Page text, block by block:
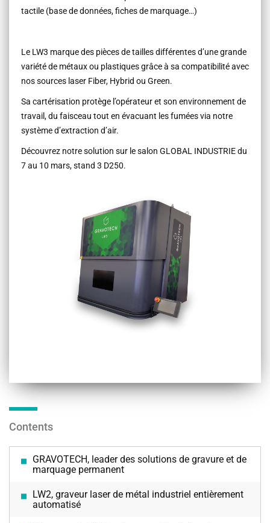
tactile (base de données, fiches de marquage…)
Le LW3 marque des pièces de tailles différentes d’une grande
variété de métaux ou plastiques grâce à sa compatibilité avec
nos sources laser Fiber, Hybrid ou Green.
Sa cartérisation protège l’opérateur et son environnement de
travail, du faisceau tout en évacuant les fumées via notre
système d’extraction d’air.
Découvrez notre solution sur le salon GLOBAL INDUSTRIE du
7 au 10 mars, stand 3 D250.
Contents
GRAVOTECH, leader des solutions de gravure et de
marquage permanent
LW2, graveur laser de métal industriel entièrement
automatisé